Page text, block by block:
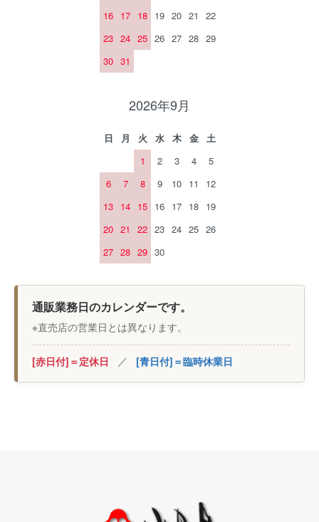
16 17 18 19 20 21
22
23 24 25 26 27 28 29
30 31
2026年9月
日 月 火 水 木 金
土
1
2 3 4
5
6
7 8 9 10 11
12
13 14 15 16 17 18 19
20 21 22 23 24 25 26
27 28 29 30
通販業務日のカレンダーです。
※直売店の営業日とは異なります。
[赤日付]＝定休日 ／ [青日付]＝臨時休業日